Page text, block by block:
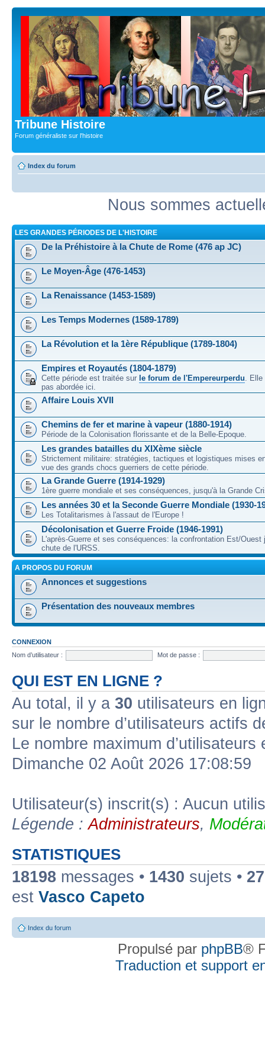
Tribune Histoire
Forum généraliste sur l'histoire
Index du forum
Nous sommes
LES GRANDES PÉRIODES DE L'HISTOIRE
De la Préhistoire à la Chute de Rome (476 ap JC)
Le Moyen-Âge (476-1453)
La Renaissance (1453-1589)
Les Temps Modernes (1589-1789)
La Révolution et la 1ère République (1789-1804)
Empires et Royautés (1804-1879)
Cette période est traitée sur le forum de l'Empereurperdu. Elle
pas abordée ici.
Affaire Louis XVII
Chemins de fer et marine à vapeur (1880-1914)
Période de la Colonisation florissante et de la Belle-Epoque.
Les grandes batailles du XIXème siècle
Strictement militaire: stratégies, tactiques et logistiques mises
vue des grands chocs guerriers de cette période.
La Grande Guerre (1914-1929)
1ère guerre mondiale et ses conséquences, jusqu'à la Grande
Les années 30 et la Seconde Guerre Mondiale (1930-
Les Totalitarismes à l'assaut de l'Europe !
Décolonisation et Guerre Froide (1946-1991)
L'après-Guerre et ses conséquences: la confrontation Est/Ouest
chute de l'URSS.
A PROPOS DU FORUM
Annonces et suggestions
Présentation des nouveaux membres
CONNEXION
Nom d’utilisateur :
Mot de passe :
QUI EST EN LIGNE ?
Au total, il y a 30 utilisateurs en
sur le nombre d’utilisateurs actifs
Le nombre maximum
Dimanche 02 Août 2026 17:08:59
Utilisateur(s) inscrit(s) : Aucun
Légende :Administrateurs,
STATISTIQUES
18198 messages • 1430 sujets •
est Vasco Capeto
Index du forum
Propulsé par phpBB®
Traduction et support